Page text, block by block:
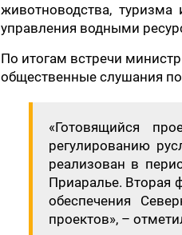
животноводства,
управления водными
По итогам встречи
общественные слушания по
«Готовящийся
регулированию
реализован в
Приаралье. Вторая
обеспечения
проектов», –